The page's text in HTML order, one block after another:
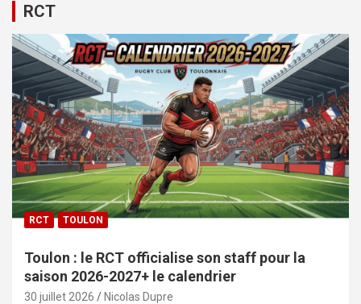
RCT
RCT TOULON
Toulon : le RCT officialise son staff pour la
saison 2026-2027+ le calendrier
30 juillet 2026 Nicolas Dupre